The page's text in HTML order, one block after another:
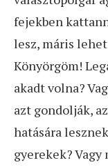
fejekben
lesz, máris
Könyörgöm!
akadt volna?
azt gondolják,
hatására
gyerekek? Vagy